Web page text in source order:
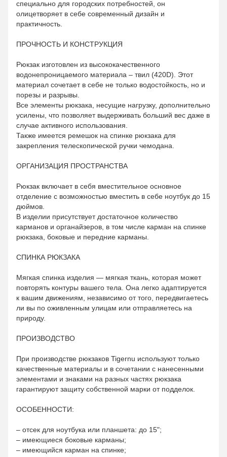
специально для городских потребностей, он
олицетворяет в себе современный дизайн и
практичность.
ПРОЧНОСТЬ И КОНСТРУКЦИЯ
Рюкзак изготовлен из высококачественного
водонепроницаемого материала – твил (420D). Этот
материал сочетает в себе не только водостойкость, но и
порезы и разрывы.
Все элементы рюкзака, несущие нагрузку, дополнительно
усилены, что позволяет выдерживать больший вес даже в
случае активного использования.
Также имеется ремешок на спинке рюкзака для
закрепления телескопической ручки чемодана.
ОРГАНИЗАЦИЯ ПРОСТРАНСТВА
Рюкзак включает в себя вместительное основное
отделение с возможностью вместить в себе ноутбук до 15
дюймов.
В изделии присутствует достаточное количество
карманов и органайзеров, в том числе карман на спинке
рюкзака, боковые и передние карманы.
СПИНКА РЮКЗАКА
Мягкая спинка изделия — мягкая ткань, которая может
повторять контуры вашего тела. Она легко адаптируется
к вашим движениям, независимо от того, передвигаетесь
ли вы по оживленным улицам или отправляетесь на
природу.
ПРОИЗВОДСТВО
При производстве рюкзаков Tigernu используют только
качественные материалы и в сочетании с нанесенными
элементами и знаками на разных частях рюкзака
гарантируют защиту собственной марки от подделок.
ОСОБЕННОСТИ:
– отсек для ноутбука или планшета: до 15";
– имеющиеся боковые карманы;
– имеющийся карман на спинке;